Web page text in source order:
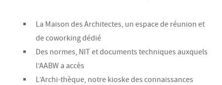
La Maison des Architectes, un espace de réunion et
de coworking dédié
Des normes, NIT et documents techniques auxquels
l’AABW a accès
L’Archi-thèque, notre kioske des connaissances